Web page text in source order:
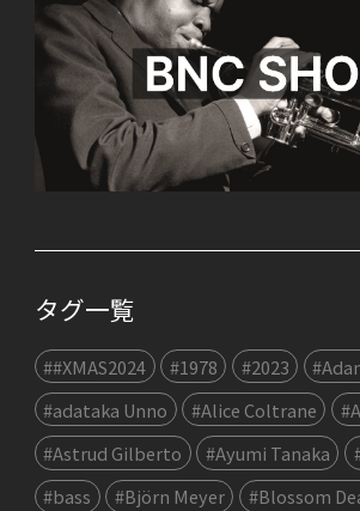
タグ一覧
##XMAS2024 #1978 #2023
#adataka Unno
#Alice Coltrane
#Astrud Gilberto
#Ayumi Tanaka
#bass
#Björn Meyer
#Blossom